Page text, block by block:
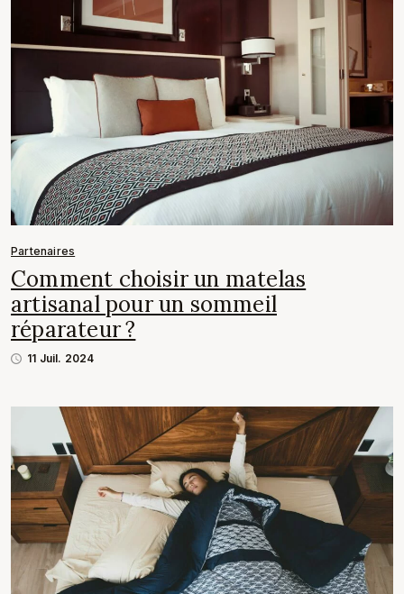
Partenaires
Comment choisir un matelas
artisanal pour un sommeil
réparateur ?
11 Juil. 2024